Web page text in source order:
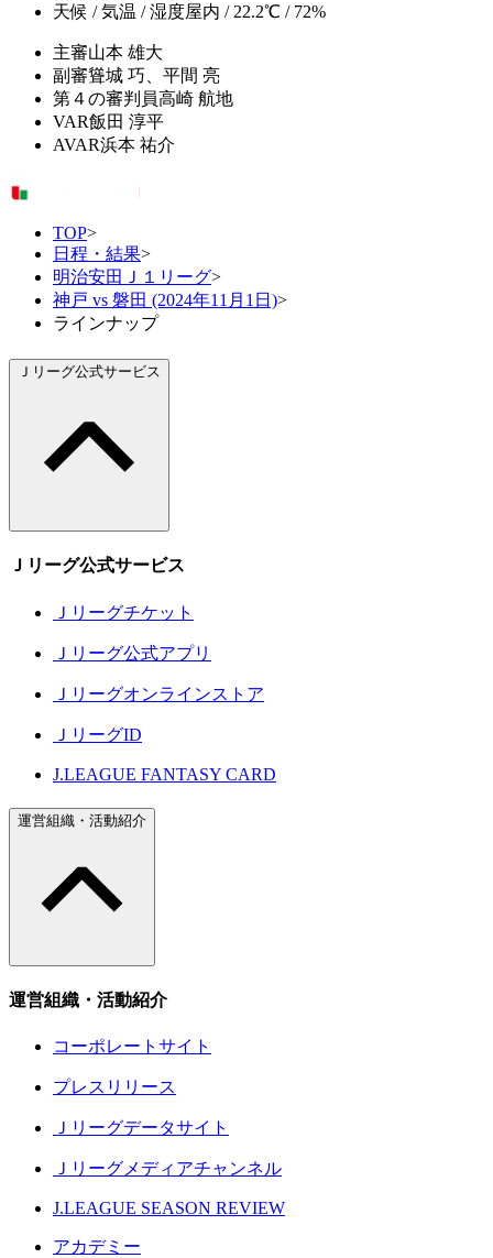
天候 / 気温 / 湿度屋内 / 22.2℃ / 72%
主審山本 雄大
副審聳城 巧、平間 亮
第４の審判員高崎 航地
VAR飯田 淳平
AVAR浜本 祐介
TOP>
日程・結果>
明治安田Ｊ１リーグ>
神戸 vs 磐田 (2024年11月1日)>
ラインナップ
Ｊリーグ公式サービス
Ｊリーグ公式サービス
Ｊリーグチケット
Ｊリーグ公式アプリ
Ｊリーグオンラインストア
ＪリーグID
J.LEAGUE FANTASY CARD
運営組織・活動紹介
運営組織・活動紹介
コーポレートサイト
プレスリリース
Ｊリーグデータサイト
Ｊリーグメディアチャンネル
J.LEAGUE SEASON REVIEW
アカデミー